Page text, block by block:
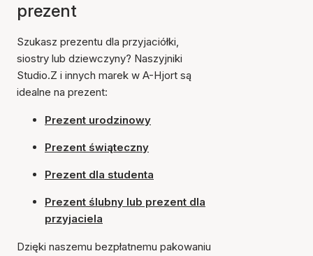
prezent
Szukasz prezentu dla przyjaciółki,
siostry lub dziewczyny? Naszyjniki
Studio.Z i innych marek w A-Hjort są
idealne na prezent:
Prezent urodzinowy
Prezent świąteczny
Prezent dla studenta
Prezent ślubny lub prezent dla
przyjaciela
Dzięki naszemu bezpłatnemu pakowaniu